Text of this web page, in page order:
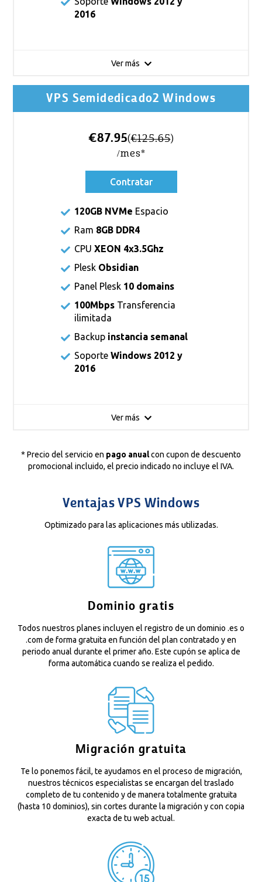
2016
Ver más
VPS Semidedicado2 Windows
€87.95(€125.65)
/mes*
Contratar
120GB NVMe Espacio
Ram 8GB DDR4
CPU XEON 4x3.5Ghz
Plesk Obsidian
Panel Plesk 10 domains
100Mbps Transferencia
ilimitada
Backup instancia semanal
Soporte Windows 2012 y
2016
Ver más
* Precio del servicio en pago anualcon cupon de descuento
promocional incluido, el precio indicado no incluye el IVA.
Ventajas VPS Windows
Optimizado para las aplicaciones más utilizadas.
Dominio gratis
Todos nuestros planes incluyen el registro de un dominio .es o
.com de forma gratuita en función del plan contratado y en
periodo anual durante el primer año. Este cupón se aplica de
forma automática cuando se realiza el pedido.
Migración gratuita
Te lo ponemos fácil, te ayudamos en el proceso de migración,
nuestros técnicos especialistas se encargan del traslado
completo de tu contenido y de manera totalmente gratuita
(hasta 10 dominios), sin cortes durante la migración y con copia
exacta de tu web actual.